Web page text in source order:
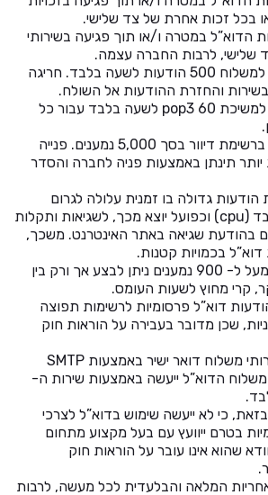
או בכל זכות אחרת של צד שלישי.
הדוא”ל במטרה ו/או תוך פגיעה בשירותי
שלישי, לרבות החברה עצמה.
6. כל משתמש מוגבל למשלוח 500 הודעות לשעה בלבד. חריגה
והחזרת ההודעות אל השולח.
7. כל משתמש מוגבל למשיכת 60 pop3 לשעה בלבד עבור כל
8. כל משתמש מוגבל ברשימת דיוור בסך 5,000 נמענים. פנייה
יותר תינתן באמצעות פניה לחברה והסדר
הודעות גדולה בו זמנית עלולה לגרום
לחריגה ממכסת המעבד (cpu) וכפועל יוצא מכך, לשגיאות ותקלות
בהודעת שגיאה באתר האינטרנט. משכך,
בכמויות קטנות.
10. שליחת דוא”ל אל מעל ל- 900 נמענים ניתן לבצע אך ורק בין
הודעות דוא”ל פרסומיות לרשימות תפוצה
שכן מדובר בעבירה על הוראות חוק
12. אין להשתמש בשירותי משלוח דואר ישיר באמצעות SMTP
הדוא”ל ייעשה באמצעות שירות ה-
כי לא ייעשה שימוש בדוא”ל לצרכי
בטרם ייוועץ עם בעל מקצוע מתחום
שהוא אינו עובר על הוראות חוק
המלאה והבלעדית לכל מעשה, לרבות